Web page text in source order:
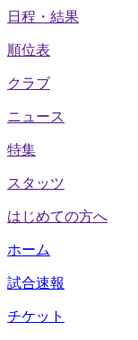
日程・結果
順位表
クラブ
ニュース
特集
スタッツ
はじめての方へ
ホーム
試合速報
チケット